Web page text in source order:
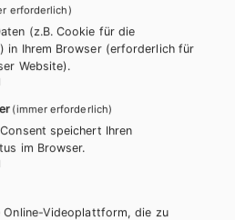
07:05
erforderlich)
(z.B. Cookie für die
in Ihrem Browser (erforderlich für
Website).
(immer erforderlich)
speichert Ihren
im Browser.
Online-Videoplattform, die zu